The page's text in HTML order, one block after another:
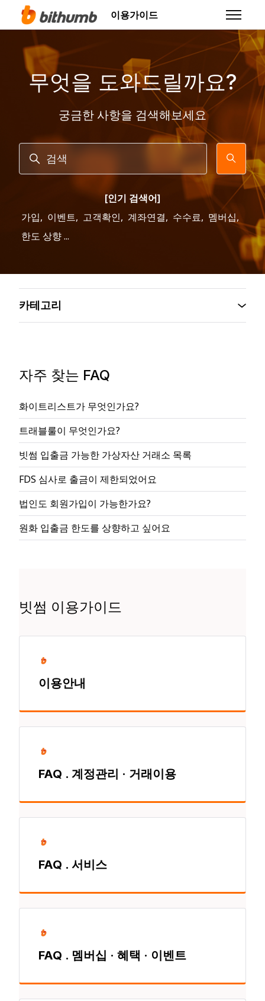
주 콘텐츠로 건너뛰기
이용가이드 탐색 메
무엇을 도와드릴까요?
궁금한 사항을 검색해보세요
검색
[인기 검색어]
가입, 이벤트, 고객확인, 계좌연결, 수수료, 멤버십,
한도 상향 ...
빗썸 이용가이드
이용안내
FAQ . 계정관리 · 거래이용
FAQ . 서비스
FAQ . 멤버십 · 혜택 · 이벤트
자주 찾는 FAQ
화이트리스트가 무엇인가요?
트래블룰이 무엇인가요?
빗썸 입출금 가능한 가상자산 거래소 목록
FDS 심사로 출금이 제한되었어요
법인도 회원가입이 가능한가요?
원화 입출금 한도를 상향하고 싶어요
카테고리